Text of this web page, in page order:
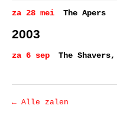
za 28 mei The Apers
2003
za 6 sep The Shavers,
← Alle zalen